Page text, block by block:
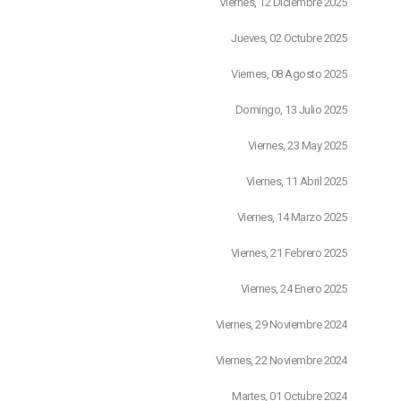
Jueves, 02 Octubre 2025
Viernes, 08 Agosto 2025
Domingo, 13 Julio 2025
Viernes, 23 May 2025
Viernes, 11 Abril 2025
Viernes, 14 Marzo 2025
Viernes, 21 Febrero 2025
Viernes, 24 Enero 2025
Viernes, 29 Noviembre 2024
Viernes, 22 Noviembre 2024
Martes, 01 Octubre 2024